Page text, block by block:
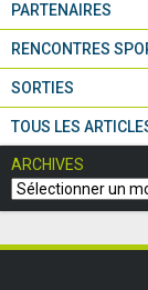
PARTENAIRES
RENCONTRES
SORTIES
TOUS LES
ARCHIVES